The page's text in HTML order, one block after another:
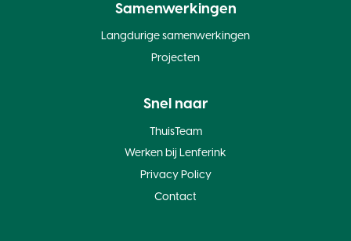
Samenwerkingen
Langdurige samenwerkingen
Projecten
Snel naar
ThuisTeam
Werken bij Lenferink
Privacy Policy
Contact